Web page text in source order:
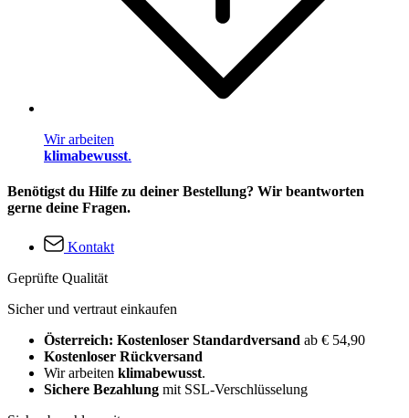
Wir arbeiten
klimabewusst.
Benötigst du Hilfe zu deiner Bestellung? Wir beantworten
gerne deine Fragen.
Kontakt
Geprüfte Qualität
Sicher und vertraut einkaufen
Österreich: Kostenloser Standardversand ab € 54,90
Kostenloser Rückversand
Wir arbeiten klimabewusst.
Sichere Bezahlung mit SSL-Verschlüsselung